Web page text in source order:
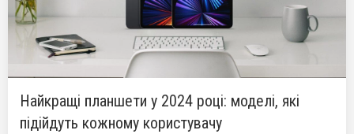
Найкращі планшети у 2024 році: моделі, які
підійдуть кожному користувачу